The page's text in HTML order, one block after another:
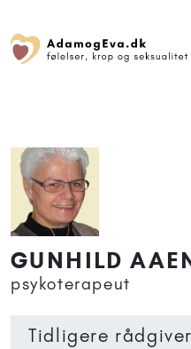
GUNHILD
psykoterapeut
Tidligere